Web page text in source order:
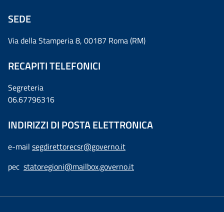
SEDE
Via della Stamperia 8, 00187 Roma (RM)
RECAPITI TELEFONICI
Segreteria
06.67796316
INDIRIZZI DI POSTA ELETTRONICA
e-mail segdirettorecsr@governo.it
pec statoregioni@mailbox.governo.it